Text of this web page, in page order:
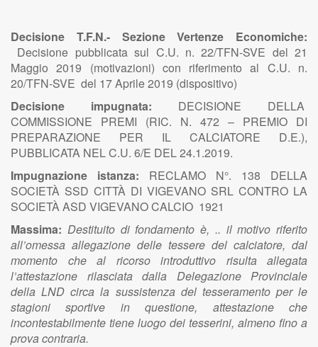
Decisione T.F.N.- Sezione Vertenze Economiche:
Decisione pubblicata sul C.U. n. 22/TFN-SVE del 21
Maggio 2019 (motivazioni) con riferimento al C.U. n.
20/TFN-SVE del 17 Aprile 2019 (dispositivo)
Decisione impugnata: DECISIONE DELLA
COMMISSIONE PREMI (RIC. N. 472 – PREMIO DI
PREPARAZIONE PER IL CALCIATORE D.E.),
PUBBLICATA NEL C.U. 6/E DEL 24.1.2019.
Impugnazione istanza: RECLAMO N°. 138 DELLA
SOCIETÀ SSD CITTÀ DI VIGEVANO SRL CONTRO LA
SOCIETÀ ASD VIGEVANO CALCIO 1921
Massima: Destituito di fondamento è, .. il motivo riferito
all’omessa allegazione delle tessere del calciatore, dal
momento che al ricorso introduttivo risulta allegata
l’attestazione rilasciata dalla Delegazione Provinciale
della LND circa la sussistenza del tesseramento per le
stagioni sportive in questione, attestazione che
incontestabilmente tiene luogo dei tesserini, almeno fino a
prova contraria.